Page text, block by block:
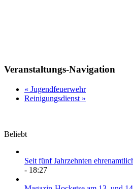
Veranstaltungs-Navigation
« Jugendfeuerwehr
Reinigungsdienst »
Beliebt
Seit fünf Jahrzehnten
- 18:27